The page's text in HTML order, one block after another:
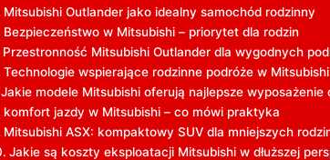
Mitsubishi Outlander jako idealny samochód rodzinny
Bezpieczeństwo w Mitsubishi – priorytet dla rodzin
Przestronność Mitsubishi Outlander dla wygodnych
Technologie wspierające rodzinne podróże w Mitsubishi
Jakie modele Mitsubishi oferują najlepsze wyposażenie
komfort jazdy w Mitsubishi – co mówi praktyka
Mitsubishi ASX: kompaktowy SUV dla mniejszych
Jakie są koszty eksploatacji Mitsubishi w dłuższej